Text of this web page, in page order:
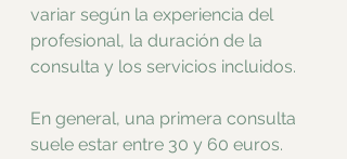
variar según la experiencia del
profesional, la duración de la
consulta y los servicios incluidos.
En general, una primera consulta
suele estar entre 30 y 60 euros.